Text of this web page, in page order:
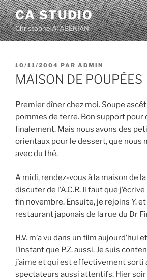
Aller
au
contenu
principal
CA STUDIO
Christophe ATABEKIAN
PUBLIÉ
LE
10/11/2004 PAR ADMIN
MAISON DE POUPÉES
Premier dîner chez moi. Soupe
pommes de terre. Bon support pour
finalement. Mais nous avons des
orientaux pour le dessert, que nous
avec du thé.
A midi, rendez-vous à la maison de
discuter de l’A.C.R. Il faut que
fin novembre. Ensuite, je rejoins Y. et
restaurant japonais de la rue du Dr
H.V. m’a vu dans un film aujourd’hui
l’instant que P.Z. aussi. Je suis
j’aime et qui est effectivement sorti
spectateurs aussi attentifs. Hier soir